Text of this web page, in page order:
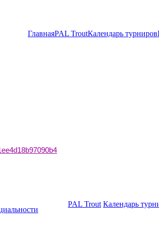
ГлавнаяPAL TroutКалендарь турниров
PAL Trout Календарь